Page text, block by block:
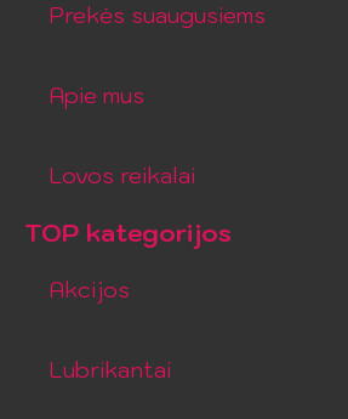
Prekės suaugusiems
Apie mus
Lovos reikalai
TOP kategorijos
Akcijos
Lubrikantai